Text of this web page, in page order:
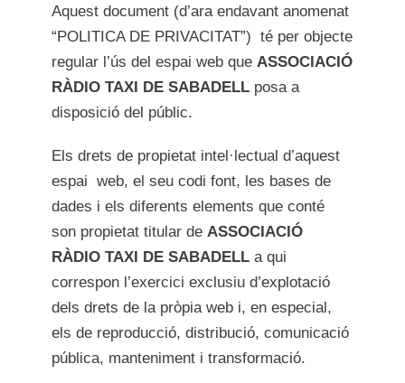
Aquest document (d’ara endavant anomenat
“POLITICA DE PRIVACITAT”) té per objecte
regular l’ús del espai web queASSOCIACIÓ
RÀDIO TAXI DE SABADELL posa a
disposició del públic.
Els drets de propietat intel·lectual d’aquest
espai web, el seu codi font, les bases de
dades i els diferents elements que conté
son propietat titular deASSOCIACIÓ
RÀDIO TAXI DE SABADELL a qui
correspon l’exercici exclusiu d’explotació
dels drets de la pròpia web i, en especial,
els de reproducció, distribució, comunicació
pública, manteniment i transformació.